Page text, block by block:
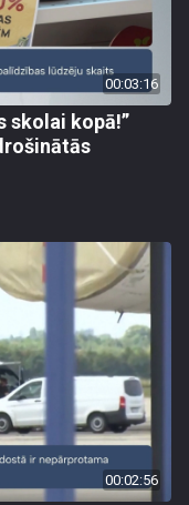
00:03:16
skolai kopā!”
00:02:56